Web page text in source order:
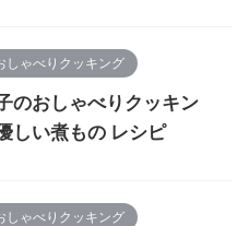
しゃべりクッキング
のおしゃべりクッキン
しい煮もの レシピ
しゃべりクッキング